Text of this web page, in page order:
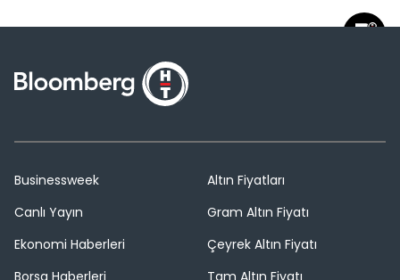
Businessweek
Canlı Yayın
Ekonomi Haberleri
Altın Fiyatları
Gram Altın Fiyatı
Çeyrek Altın Fiyatı